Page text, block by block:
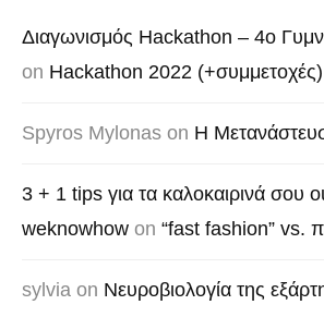
Διαγωνισμός Hackathon – 4o
on Hackathon 2022 (+συμμετοχές)
Spyros Mylonas on Η
3 + 1 tips για τα καλοκαιρινά σου
weknowhow on “fast fashion” vs.
sylvia on Νευροβιολογία της